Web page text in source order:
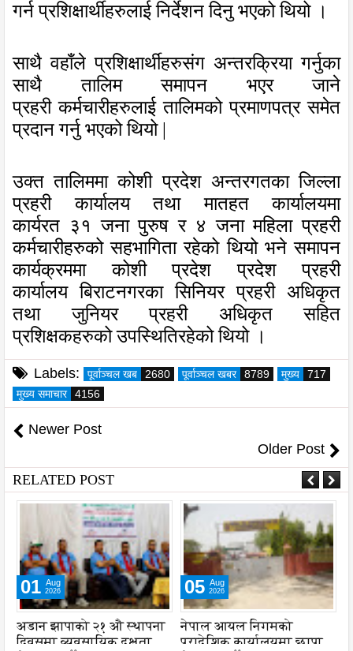
गर्नप्रशिक्षार्थीहरुलाई निर्देशन दिनु भएको थियो।
साथै वहाँलेप्रशिक्षार्थीहरुसंग अन्तरक्रिया गर्नुका
साथै
तालिम समापन भएर जाने
प्रहरीकर्मचारीहरुलाईतालिमकोप्रमाणपत्र समेत
प्रदान गर्नु भएको थियो |
उक्त तालिममाकोशी प्रदेश अन्तरगतका जिल्ला
प्रहरी कार्यालय तथा मातहत कार्यालयमा
कार्यरत ३१ जना पुरुष र ४ जना महिला प्रहरी
कर्मचारीहरुको सहभागिता रहेकोथियो भनेसमापन
कार्यक्रममा कोशी प्रदेश प्रदेश प्रहरी
कार्यालयबिराटनगरका सिनियर प्रहरी अधिकृत
तथा जुनियर प्रहरी अधिकृत सहित
प्रशिक्षकहरुकोउपस्थितिरहेको थियो ।
Labels: पूर्वाञ्चल खब 2680 पूर्वाञ्चल खबर 8789 मुख्य
717
मुख्य समाचार
4156
Newer Post
Older Post
RELATED POST
01 Aug
2026
अडान झापाको २१ औ स्थापना
दिवसमा व्यवसायिक दक्षता,
05 Aug
2026
नेपाल आयल निगमको
प्रादेशिक कार्यालयमा छापा